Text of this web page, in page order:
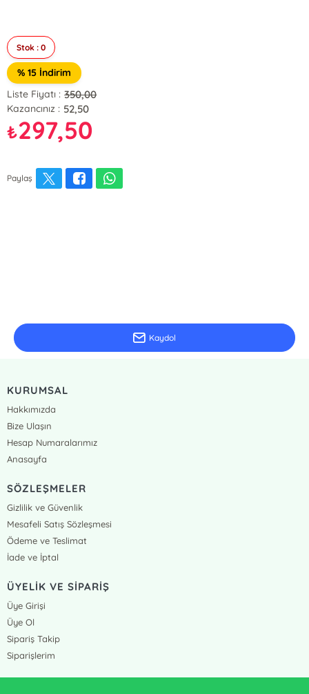
Stok : 0
% 15 İndirim
Liste Fiyatı : 350,00
Kazancınız : 52,50
₺297,50
Paylaş
Kaydol
KURUMSAL
Hakkımızda
Bize Ulaşın
Hesap Numaralarımız
Anasayfa
SÖZLEŞMELER
Gizlilik ve Güvenlik
Mesafeli Satış Sözleşmesi
Ödeme ve Teslimat
İade ve İptal
ÜYELİK VE SİPARİŞ
Üye Girişi
Üye Ol
Sipariş Takip
Siparişlerim